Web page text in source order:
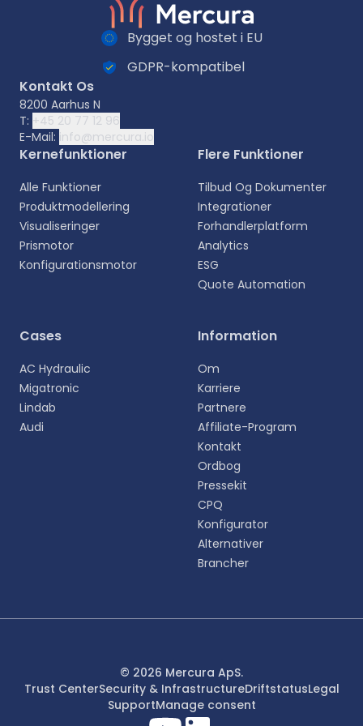
Vælg sprog
oplevelse.
Svenska
Français
Bygget og hostet i EU
GDPR-kompatibel
Kontakt Os
8200 Aarhus N
T: +45 20 77 12 96
E-Mail: info@mercura.io
Kernefunktioner
Alle Funktioner
Produktmodellering
Visualiseringer
Prismotor
Konfigurationsmotor
Flere Funktioner
Tilbud Og Dokumenter
Integrationer
Forhandlerplatform
Analytics
ESG
Quote Automation
Cases
AC Hydraulic
Migatronic
Lindab
Audi
Information
Om
Karriere
Partnere
Affiliate-Program
Kontakt
Ordbog
Pressekit
CPQ
Konfigurator
Alternativer
Brancher
© 2026 Mercura ApS.
Trust CenterSecurity & InfrastructureDriftstatusLegal
SupportManage consent